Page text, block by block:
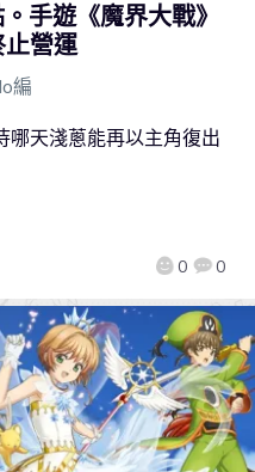
手遊《魔界大戰》
營運
編
0 0
哪天淺蔥能再以主角復出